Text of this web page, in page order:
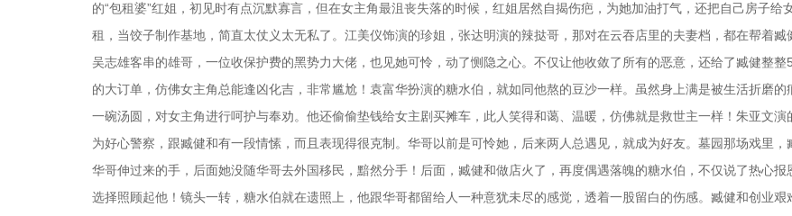
的“包租婆”红姐，初见时有点沉默寡言，但在女主角最沮丧失落的时候，红姐居然自揭伤疤，为她加油打气，还把自己房子给
租，当饺子制作基地，简直太仗义太无私了。江美仪饰演的珍姐，张达明演的辣挞哥，那对在云吞店里的夫妻档，都在帮着臧
吴志雄客串的雄哥，一位收保护费的黑势力大佬，也见她可怜，动了恻隐之心。不仅让他收敛了所有的恶意，还给了臧健整整
的大订单，仿佛女主角总能逢凶化吉，非常尴尬！袁富华扮演的糖水伯，就如同他熬的豆沙一样。虽然身上满是被生活折磨的
一碗汤圆，对女主角进行呵护与奉劝。他还偷偷垫钱给女主剧买摊车，此人笑得和蔼、温暖，仿佛就是救世主一样！朱亚文演
为好心警察，跟臧健和有一段情愫，而且表现得很克制。华哥以前是可怜她，后来两人总遇见，就成为好友。墓园那场戏里，
华哥伸过来的手，后面她没随华哥去外国移民，黯然分手！后面，臧健和做店火了，再度偶遇落魄的糖水伯，不仅说了热心报
选择照顾起他！镜头一转，糖水伯就在遗照上，他跟华哥都留给人一种意犹未尽的感觉，透着一股留白的伤感。臧健和创业艰